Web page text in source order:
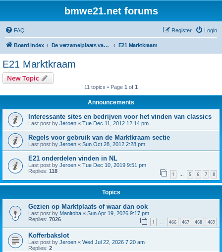
bmwe21.net forums
FAQ Login
Register
Board index De verzamelplaats van E21 fanaten der lage landen - Dutch forum E21 Marktkraam
E21 Marktkraam
New Topic
11 topics • Page 1 of 1
Announcements
Interessante sites en bedrijven voor het vinden van classics
Last post by Jeroen « Tue Dec 11, 2012 12:14 pm
Regels voor gebruik van de Marktkraam sectie
Last post by Jeroen « Sun Oct 28, 2012 2:28 pm
E21 onderdelen vinden in NL
Last post by Jeroen « Tue Dec 10, 2019 9:51 pm
Replies: 118 1 … 5 6 7 8
Topics
Gezien op Marktplaats of waar dan ook
Last post by Manitoba « Sun Apr 19, 2026 9:17 pm
Replies: 7026 1 466 467 468 469
Kofferbakslot
Last post by Jeroen « Wed Jul 22, 2026 7:20 am
Replies: 2